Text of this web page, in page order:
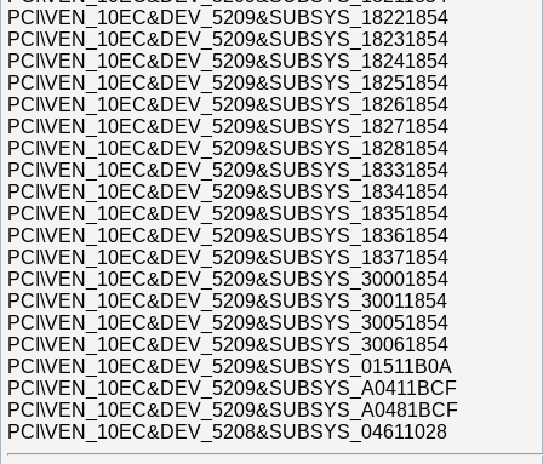
PCI\VEN_10EC&DEV_5209&SUBSYS_18221854
PCI\VEN_10EC&DEV_5209&SUBSYS_18231854
PCI\VEN_10EC&DEV_5209&SUBSYS_18241854
PCI\VEN_10EC&DEV_5209&SUBSYS_18251854
PCI\VEN_10EC&DEV_5209&SUBSYS_18261854
PCI\VEN_10EC&DEV_5209&SUBSYS_18271854
PCI\VEN_10EC&DEV_5209&SUBSYS_18281854
PCI\VEN_10EC&DEV_5209&SUBSYS_18331854
PCI\VEN_10EC&DEV_5209&SUBSYS_18341854
PCI\VEN_10EC&DEV_5209&SUBSYS_18351854
PCI\VEN_10EC&DEV_5209&SUBSYS_18361854
PCI\VEN_10EC&DEV_5209&SUBSYS_18371854
PCI\VEN_10EC&DEV_5209&SUBSYS_30001854
PCI\VEN_10EC&DEV_5209&SUBSYS_30011854
PCI\VEN_10EC&DEV_5209&SUBSYS_30051854
PCI\VEN_10EC&DEV_5209&SUBSYS_30061854
PCI\VEN_10EC&DEV_5209&SUBSYS_01511B0A
PCI\VEN_10EC&DEV_5209&SUBSYS_A0411BCF
PCI\VEN_10EC&DEV_5209&SUBSYS_A0481BCF
PCI\VEN_10EC&DEV_5208&SUBSYS_04611028